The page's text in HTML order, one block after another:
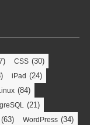
CSS (30)
iPad (24)
(84)
(21)
(63) WordPress (34)